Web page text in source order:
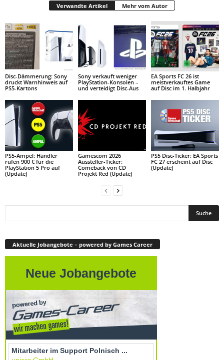
Verwandte Artikel Mehr vom Autor
Disc-Dämmerung: Sony
druckt Warnhinweis auf
PS5-Kartons
Sony verkauft weniger
PlayStation-Konsolen –
und verteidigt Disc-Aus
EA Sports FC 26 ist
meistverkauftes Game
auf Disc im 1. Halbjahr
PS5-Ampel: Händler
rufen 900 € für die
PlayStation 5 Pro auf
(Update)
Gamescom 2026
Aussteller-Ticker:
Comeback von CD
Projekt Red (Update)
PS5 Disc-Ticker: EA Sports
FC 27 erscheint auf Disc
(Update)
Aktuelle Jobangebote – powered by Games Career